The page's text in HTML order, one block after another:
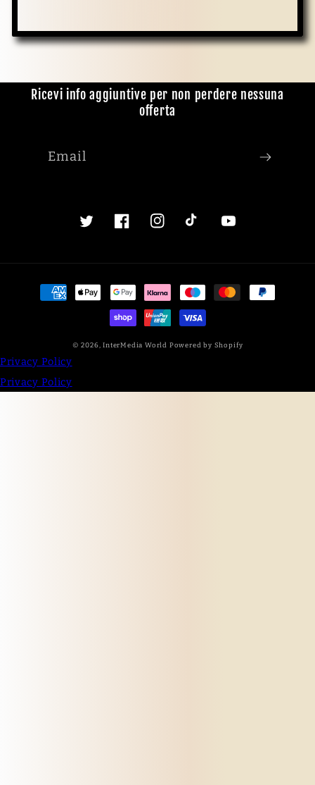
Ricevi info aggiuntive per non perdere nessuna
offerta
Email
© 2026,InterMedia World Powered by Shopify
Privacy Policy
Privacy Policy